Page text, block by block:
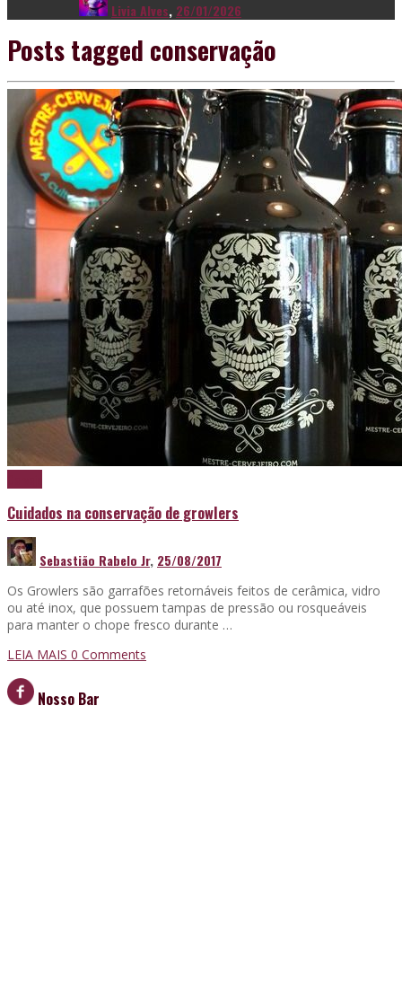
Livia Alves, 26/01/2026
Posts tagged conservação
Cuidados na conservação de growlers
Sebastião Rabelo Jr, 25/08/2017
Os Growlers são garrafões retornáveis feitos de cerâmica, vidro
ou até inox, que possuem tampas de pressão ou rosqueáveis
para manter o chope fresco durante …
LEIA MAIS 0 Comments
Nosso Bar